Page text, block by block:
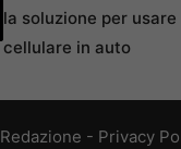
la soluzione per usare
cellulare in auto
Redazione - Privacy